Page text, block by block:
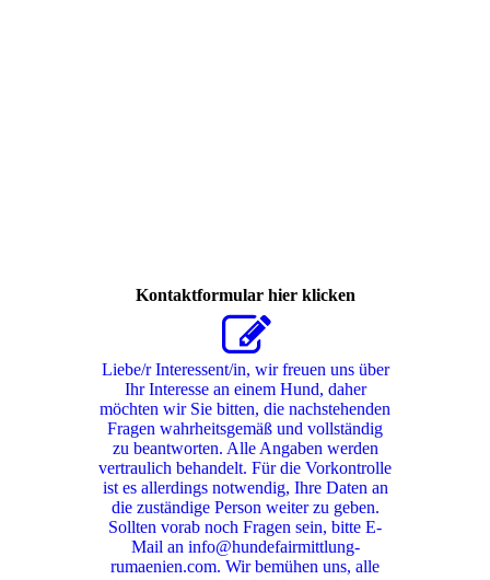
Kontaktformular hier klicken
Liebe/r Interessent/in, wir freuen uns über
Ihr Interesse an einem Hund, daher
möchten wir Sie bitten, die nachstehenden
Fragen wahrheitsgemäß und vollständig
zu beantworten. Alle Angaben werden
vertraulich behandelt. Für die Vorkontrolle
ist es allerdings notwendig, Ihre Daten an
die zuständige Person weiter zu geben.
Sollten vorab noch Fragen sein, bitte E-
Mail an info@hundefairmittlung-
rumaenien.com. Wir bemühen uns, alle